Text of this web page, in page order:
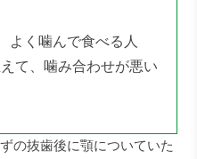
よく噛んで食べる人
て、噛み合わせが悪い
の抜歯後に顎についていた